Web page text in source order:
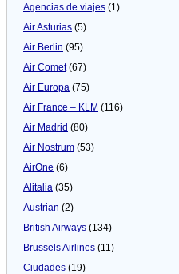
Agencias de viajes (1)
Air Asturias (5)
Air Berlin (95)
Air Comet(67)
Air Europa (75)
Air France – KLM (116)
Air Madrid (80)
Air Nostrum (53)
AirOne (6)
Alitalia (35)
Austrian (2)
British Airways (134)
Brussels Airlines (11)
Ciudades (19)